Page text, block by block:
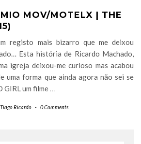
MOV/MOTELX | THE
registo mais bizarro que me deixou
Esta história de Ricardo Machado,
igreja deixou-me curioso mas acabou
uma forma que ainda agora não sei se
GIRL um filme …
Tiago Ricardo - 0 Comments